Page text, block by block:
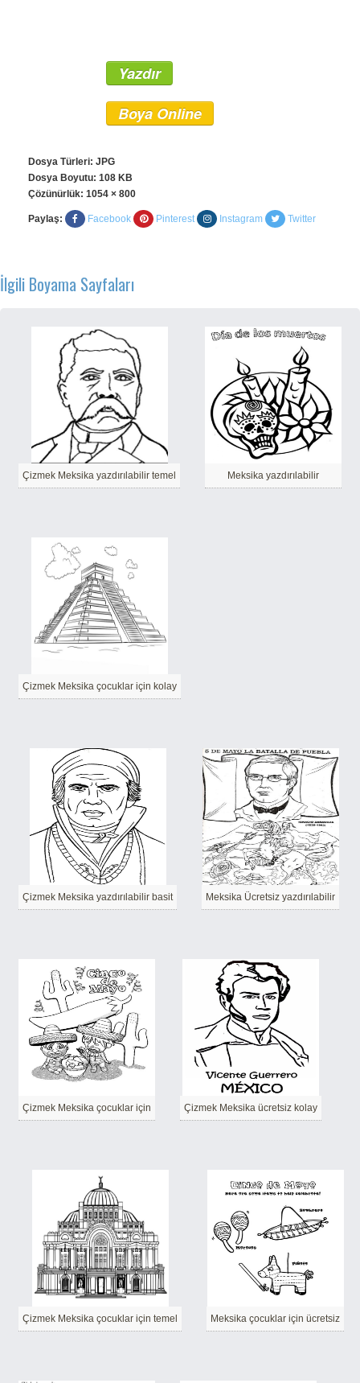
Yazdır
Boya Online
Dosya Türleri: JPG
Dosya Boyutu: 108 KB
Çözünürlük: 1054 × 800
Paylaş: Facebook Pinterest Instagram Twitter
İlgili Boyama Sayfaları
Çizmek Meksika yazdırılabilir temel Meksika yazdırılabilir
Çizmek Meksika çocuklar için kolay
Çizmek Meksika yazdırılabilir basit Meksika Ücretsiz yazdırılabilir
Çizmek Meksika çocuklar için Çizmek Meksika ücretsiz kolay
Çizmek Meksika çocuklar için temel Meksika çocuklar için ücretsiz